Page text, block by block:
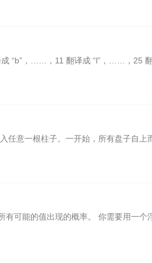
成 “b”，……，11 翻译成 “l”，……，25
任意一根柱子。一开始，所有盘子自上
有可能的值出现的概率。 你需要用一个